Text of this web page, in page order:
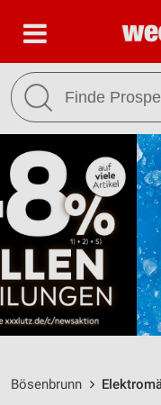
Bösenbrunn